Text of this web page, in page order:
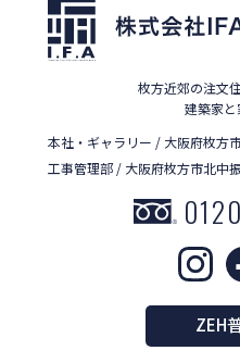
枚方近郊の注文
建築家と
本社・ギャラリー / 大阪府枚方
工事管理部 / 大阪府枚方市北中
ZEH